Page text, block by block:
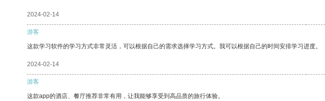
2024-02-14
游客
这款学习软件的学习方式非常灵活，可以根据自己的需求选择学习方式。我可以根据自己的时间安排学习进度。
2024-02-14
游客
这款app的酒店、餐厅推荐非常有用，让我能够享受到高品质的旅行体验。